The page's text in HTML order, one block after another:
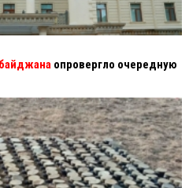
опровергло очередную